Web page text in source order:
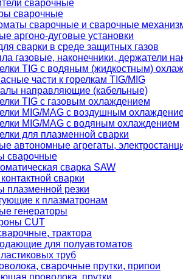
сварочные
сварочные
сварочные и сварочные
аргоно-дуговые установки
сварки в среде защитных газов
газовые, наконечники, держатели
TIG с водяным (жидкостным)
части к горелкам TIG/MIG
направляющие (кабельные)
TIG с газовым охлаждением
MIG/MAG с воздушным
MIG/MAG с водяным охлаждением
для плазменной сварки
автономные агрегаты,
сварочные
сварка SAW
сварки
плазменной резки
к плазматронам
генераторы
CUT
трактора
для полуавтоматов
труб
сварочные прутки, припои
проволока, прутки